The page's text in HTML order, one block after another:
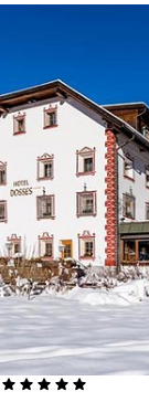
skischoenen.
dag kun je terecht
zo naar winkels,
korte afstand. En
waardoor je hier
sneeuw onder je
van je sauna of het